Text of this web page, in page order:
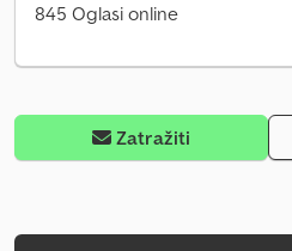
845 Oglasi online
Zatražiti